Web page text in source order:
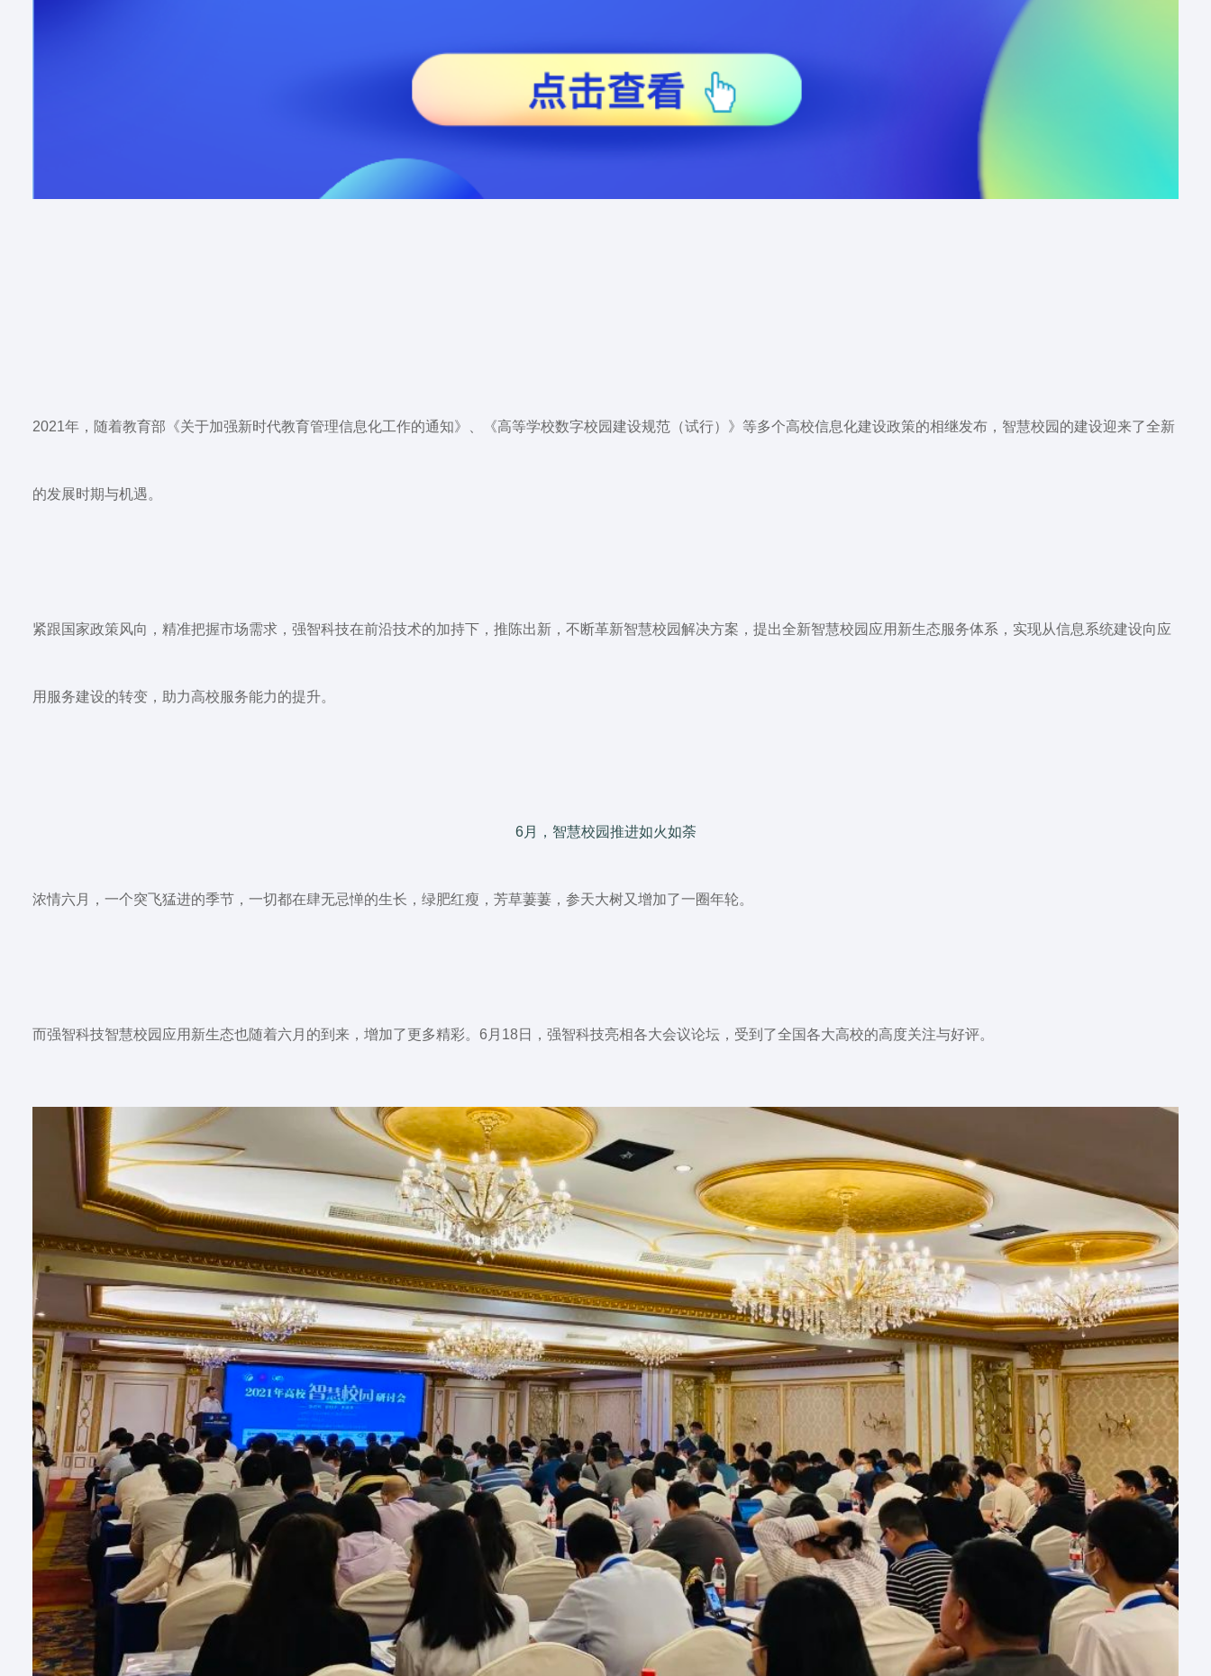
2021年，随着教育部《关于加强新时代教育管理信息化工作的通知》、《高等学校数字校园建设规范（试行）》等多个高校信息化建设政策的相继发布，智慧校园的建设迎来了全新
的发展时期与机遇。
紧跟国家政策风向，精准把握市场需求，强智科技在前沿技术的加持下，推陈出新，不断革新智慧校园解决方案，提出全新智慧校园应用新生态服务体系，实现从信息系统建设向应
用服务建设的转变，助力高校服务能力的提升。
6月，智慧校园推进如火如荼
浓情六月，一个突飞猛进的季节，一切都在肆无忌惮的生长，绿肥红瘦，芳草萋萋，参天大树又增加了一圈年轮。
而强智科技智慧校园应用新生态也随着六月的到来，增加了更多精彩。6月18日，强智科技亮相各大会议论坛，受到了全国各大高校的高度关注与好评。